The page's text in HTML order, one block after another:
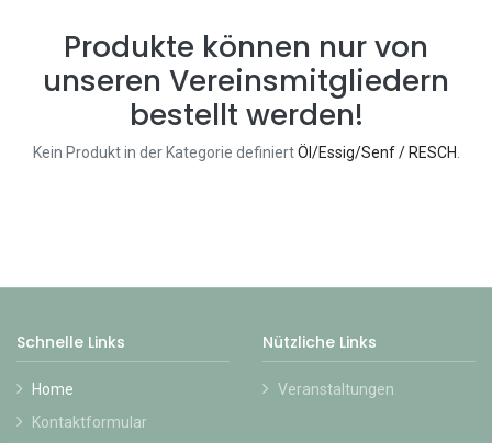
Produkte können nur von
unseren Vereinsmitgliedern
bestellt werden!
Kein Produkt in der Kategorie definiertÖl/Essig/Senf / RESCH
Schnelle Links
Home
Kontaktformular
Nützliche Links
Veranstaltungen